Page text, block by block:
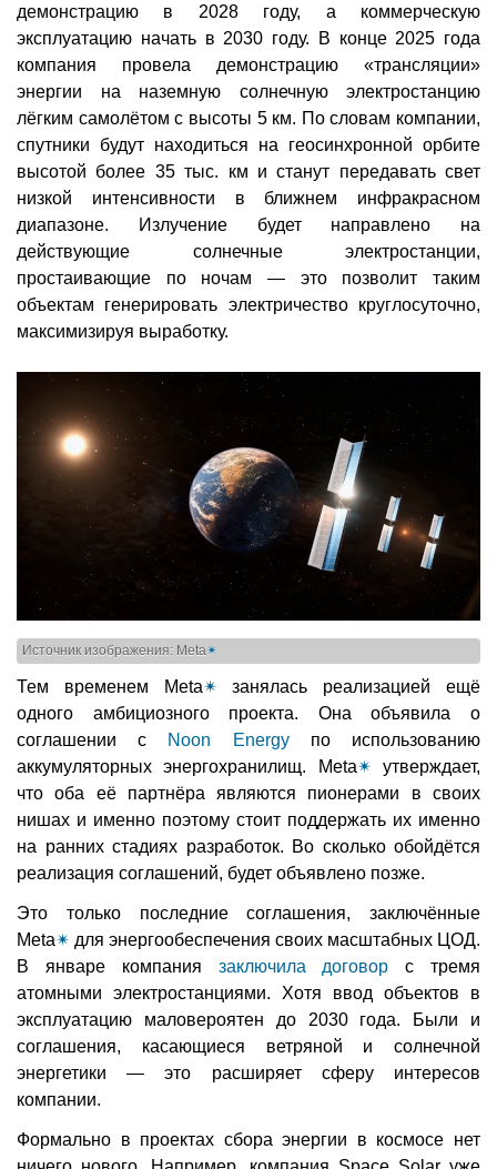
демонстрацию в 2028 году, а коммерческую
эксплуатацию начать в 2030 году. В конце 2025 года
компания провела демонстрацию «трансляции»
энергии на наземную солнечную электростанцию
лёгким самолётом с высоты 5 км. По словам компании,
спутники будут находиться на геосинхронной орбите
высотой более 35 тыс. км и станут передавать свет
низкой интенсивности в ближнем инфракрасном
диапазоне. Излучение будет направлено на
действующие солнечные электростанции,
простаивающие по ночам — это позволит таким
объектам генерировать электричество круглосуточно,
максимизируя выработку.
Источник изображения: Meta✴
Тем временем Meta✴ занялась реализацией ещё
одного амбициозного проекта. Она объявила о
соглашении с Noon Energyпо использованию
аккумуляторных энергохранилищ. Meta✴ утверждает,
что оба её партнёра являются пионерами в своих
нишах и именно поэтому стоит поддержать их именно
на ранних стадиях разработок. Во сколько обойдётся
реализация соглашений, будет объявлено позже.
Это только последние соглашения, заключённые
Meta✴ для энергообеспечения своих масштабных ЦОД.
В январе компания заключила договор с тремя
атомными электростанциями. Хотя ввод объектов в
эксплуатацию маловероятен до 2030 года. Были и
соглашения, касающиеся ветряной и солнечной
энергетики — это расширяет сферу интересов
компании.
Формально в проектах сбора энергии в космосе нет